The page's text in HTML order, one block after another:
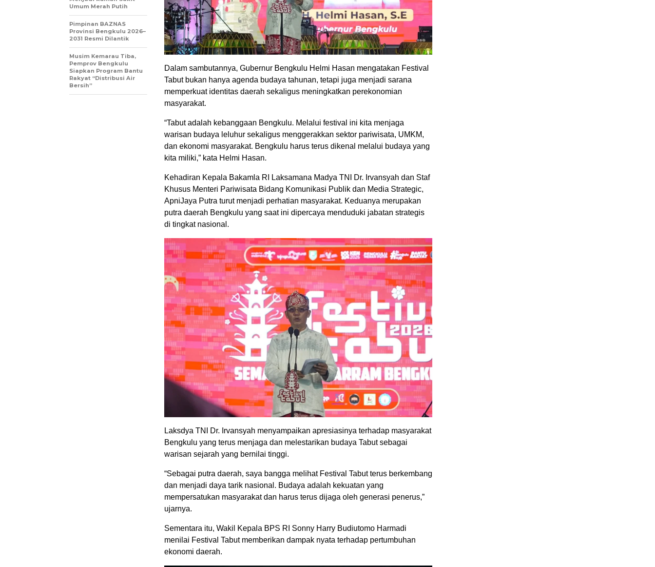
Dalam sambutannya, Gubernur Bengkulu Helmi Hasan mengatakan Festival
Tabut bukan hanya agenda budaya tahunan, tetapi juga menjadi sarana
memperkuat identitas daerah sekaligus meningkatkan perekonomian
masyarakat.
“Tabut adalah kebanggaan Bengkulu. Melalui festival ini kita menjaga
warisan budaya leluhur sekaligus menggerakkan sektor pariwisata, UMKM,
dan ekonomi masyarakat. Bengkulu harus terus dikenal melalui budaya yang
kita miliki,” kata Helmi Hasan.
Kehadiran Kepala Bakamla RI Laksamana Madya TNI Dr. Irvansyah dan Staf
Khusus Menteri Pariwisata Bidang Komunikasi Publik dan Media Strategic,
ApniJaya Putra turut menjadi perhatian masyarakat. Keduanya merupakan
putra daerah Bengkulu yang saat ini dipercaya menduduki jabatan strategis
di tingkat nasional.
Laksdya TNI Dr. Irvansyah menyampaikan apresiasinya terhadap masyarakat
Bengkulu yang terus menjaga dan melestarikan budaya Tabut sebagai
warisan sejarah yang bernilai tinggi.
“Sebagai putra daerah, saya bangga melihat Festival Tabut terus berkembang
dan menjadi daya tarik nasional. Budaya adalah kekuatan yang
mempersatukan masyarakat dan harus terus dijaga oleh generasi penerus,”
ujarnya.
Sementara itu, Wakil Kepala BPS RI Sonny Harry Budiutomo Harmadi
menilai Festival Tabut memberikan dampak nyata terhadap pertumbuhan
ekonomi daerah.
Umum Merah Putih
Pimpinan BAZNAS
Provinsi Bengkulu 2026–
2031 Resmi Dilantik
Musim Kemarau Tiba,
Pemprov Bengkulu
Siapkan Program Bantu
Rakyat “Distribusi Air
Bersih”